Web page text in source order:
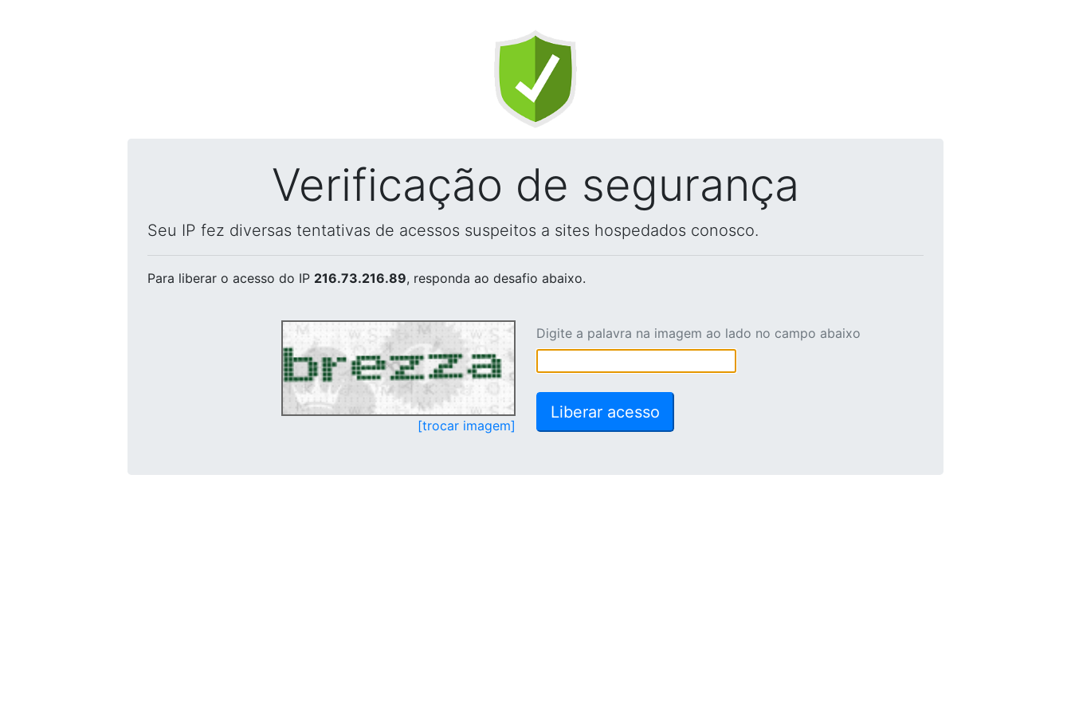
Verificação de segurança
Seu IP fez diversas tentativas de acessos suspeitos a sites hospedados conosco.
Para liberar o acesso do IP 216.73.216.89, responda ao desafio abaixo.
[trocar imagem]
Digite a palavra na imagem ao lado no campo abaixo